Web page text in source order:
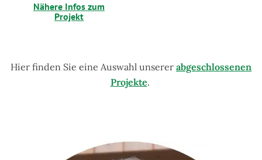
Nähere Infos zum
Projekt
Hier finden Sie eine Auswahl unserer abgeschlossenen
Projekte.